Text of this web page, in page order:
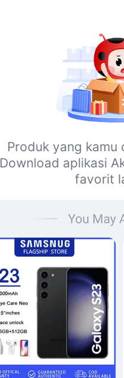
Produk yang
Download aplikasi
favorit